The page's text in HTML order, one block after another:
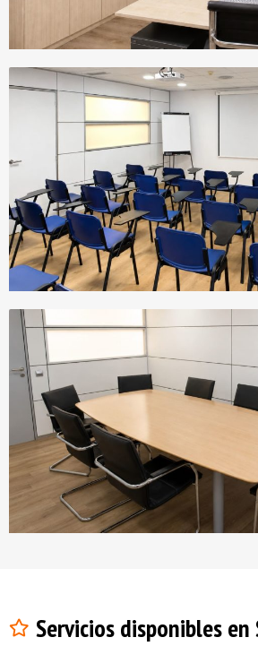
Servicios disponibles en